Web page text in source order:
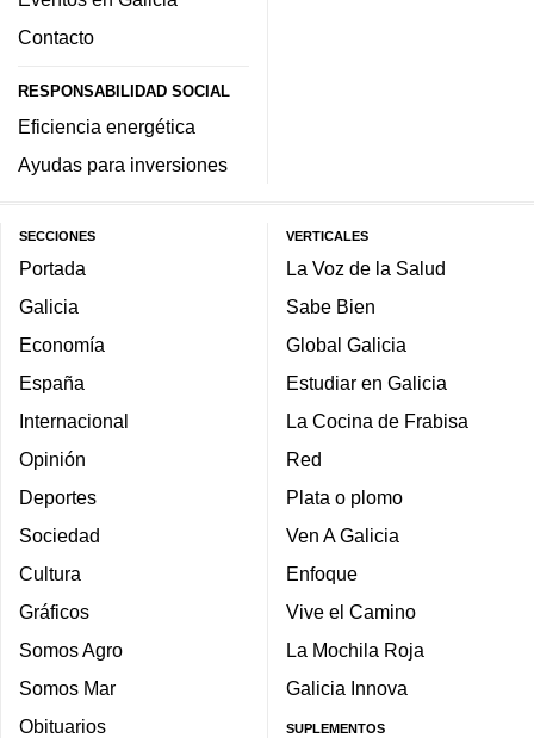
Contacto
RESPONSABILIDAD SOCIAL
Eficiencia energética
Ayudas para inversiones
SECCIONES
Portada
Galicia
Economía
España
Internacional
Opinión
Deportes
Sociedad
Cultura
Gráficos
Somos Agro
Somos Mar
Obituarios
VERTICALES
La Voz de la Salud
Sabe Bien
Global Galicia
Estudiar en Galicia
La Cocina de Frabisa
Red
Plata o plomo
Ven A Galicia
Enfoque
Vive el Camino
La Mochila Roja
Galicia Innova
SUPLEMENTOS